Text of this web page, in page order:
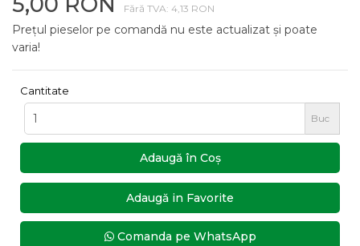
Fără TVA: 4,13 RON
Prețul pieselor pe comandă nu este actualizat și poate
varia!
Cantitate
Buc
Adaugă în Coş
Adaugă in Favorite
Comanda pe WhatsApp